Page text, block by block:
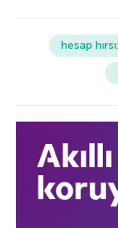
hesap